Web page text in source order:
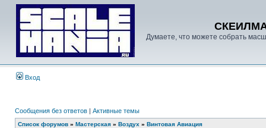
Думаете, что можете собрать
Вход
Сообщения без ответов | Активные темы
Список форумов » Мастерская » Воздух » Винтовая Авиация